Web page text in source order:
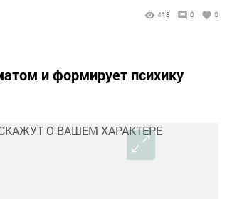
418 0 0
и формирует психику